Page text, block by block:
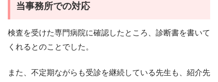
当事務所での対応
検査を受けた専門病院に確認したところ、診断書を書いて
くれるとのことでした。
また、不定期ながらも受診を継続している先生も、紹介先